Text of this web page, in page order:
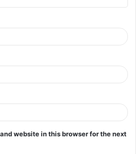
website in this browser for the next